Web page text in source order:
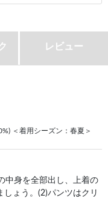
レビュー
＜着用シーズン：春夏＞
中身を全部出し、上着の
ょう。(2)パンツはクリ